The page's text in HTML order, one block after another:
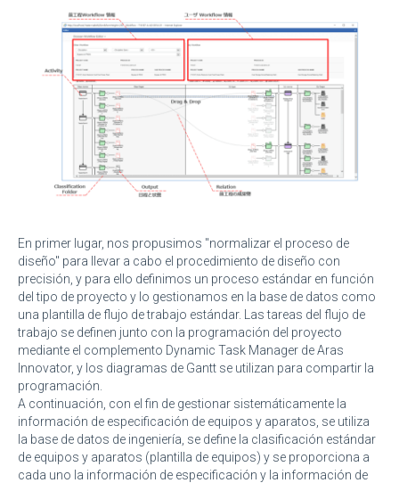
En primer lugar, nos propusimos "normalizar el proceso de
diseño" para llevar a cabo el procedimiento de diseño con
precisión, y para ello definimos un proceso estándar en función
del tipo de proyecto y lo gestionamos en la base de datos como
una plantilla de flujo de trabajo estándar. Las tareas del flujo de
trabajo se definen junto con la programación del proyecto
mediante el complemento Dynamic Task Manager de Aras
Innovator, y los diagramas de Gantt se utilizan para compartir la
programación.
A continuación, con el fin de gestionar sistemáticamente la
información de especificación de equipos y aparatos, se utiliza
la base de datos de ingeniería, se define la clasificación estándar
de equipos y aparatos (plantilla de equipos) y se proporciona a
cada uno la información de especificación y la información de